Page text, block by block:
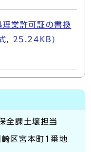
業許可証の書換
式, 25.24KB)
全課土壌担当
区宮本町1番地